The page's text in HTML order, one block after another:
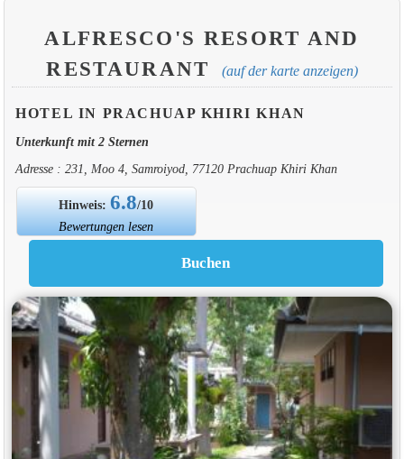
ALFRESCO'S RESORT AND
RESTAURANT
(auf der karte anzeigen)
HOTEL IN PRACHUAP KHIRI KHAN
Unterkunft mit 2 Sternen
Adresse : 231, Moo 4, Samroiyod, 77120 Prachuap Khiri Khan
Hinweis:6.8/10
Bewertungen lesen